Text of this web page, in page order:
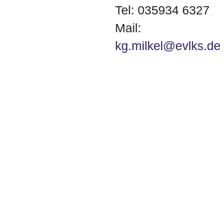
Tel: 035934 6327
Mail:
kg.milkel@evlks.de